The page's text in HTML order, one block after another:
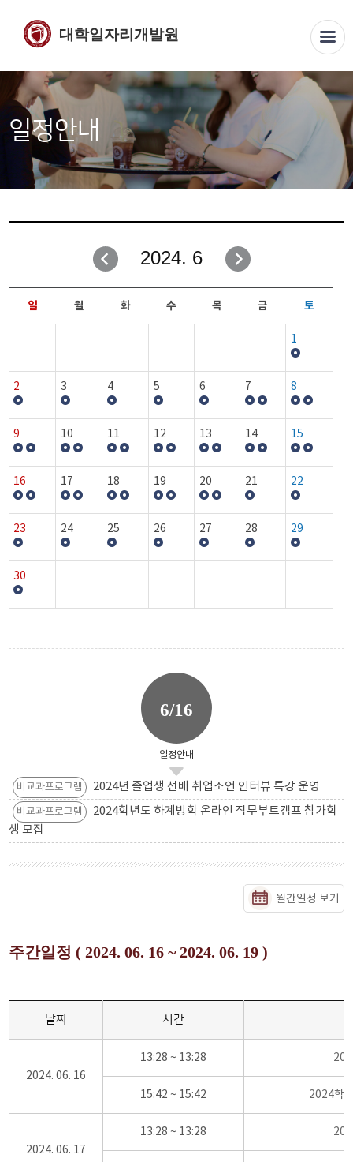
대학일자리개발원
일정안내
2024. 6
일 월 화 수 목 금 토
1
2 3 4 5 6 7 8
9 10 11 12 13 14 15
16 17 18 19 20 21 22
23 24 25 26 27 28 29
30
6/16
일정안내
비교과프로그램 2024년 졸업생 선배 취업조언 인터뷰 특강 운영
비교과프로그램
2024학년도 하계방학 온라인 직무부트캠프 참가학
생 모집
월간일정 보기
주간일정 ( 2024. 06. 16 ~ 2024. 06. 19 )
날짜 시간
2024. 06. 16
13:28 ~ 13:28
15:42 ~ 15:42 2024학
2024. 06. 17
13:28 ~ 13:28